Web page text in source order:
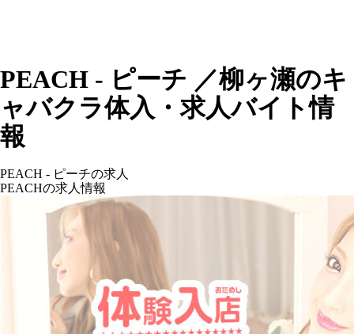
PEACH - ピーチ ／柳ヶ瀬のキ
ャバクラ体入・求人バイト情
報
PEACH - ピーチの求人
PEACHの求人情報